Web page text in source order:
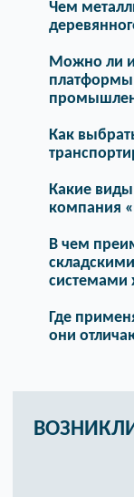
Чем
Можно ли
платформы
Как
Какие виды
компания
В чем
системами
Где
они